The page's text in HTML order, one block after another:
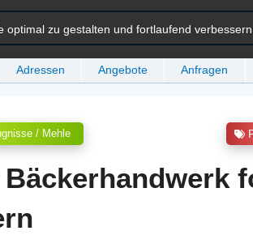
Adressen Angebote Anfragen
optimal zu gestalten und fortlaufend
/ Mehle